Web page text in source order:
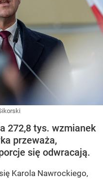
272,8 tys. wzmianek
przeważa,
się odwracają.
Karola Nawrockiego,